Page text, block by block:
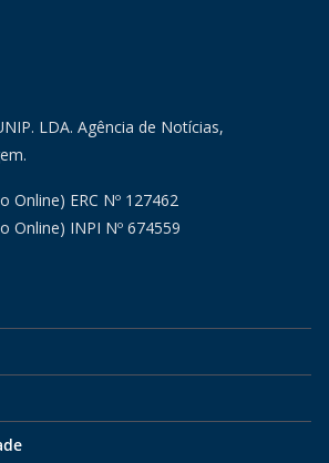
LDA. Agência de Notícias,
Online) ERC Nº 127462
Online) INPI Nº 674559